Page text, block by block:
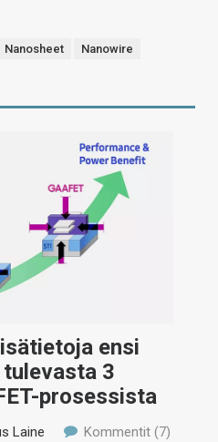
Nanosheet
Nanowire
ensi
3
prosessista
Laine Kommentit (7)